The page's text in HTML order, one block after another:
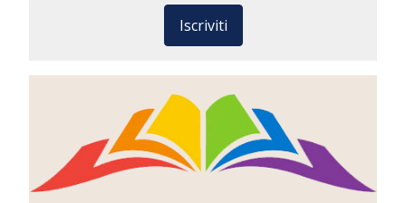
Iscriviti